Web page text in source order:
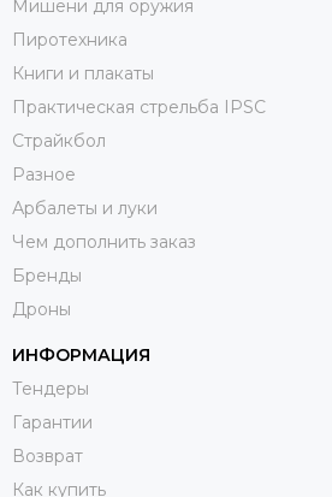
Мишени для оружия
Пиротехника
Книги и плакаты
Практическая стрельба IPSC
Страйкбол
Разное
Арбалеты и луки
Чем дополнить заказ
Бренды
Дроны
ИНФОРМАЦИЯ
Тендеры
Гарантии
Возврат
Как купить